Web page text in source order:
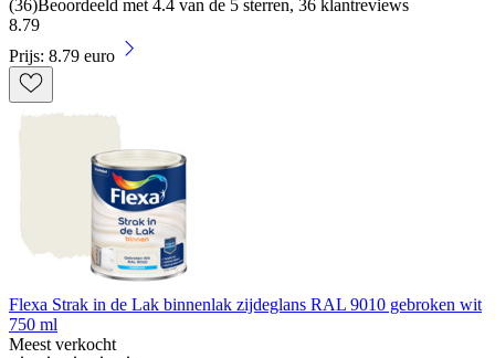
(36)Beoordeeld met 4.4 van de 5 sterren, 36 klantreviews
8.79
Prijs: 8.79 euro
Flexa Strak in de Lak binnenlak zijdeglans RAL 9010 gebroken wit
750 ml
Meest verkocht